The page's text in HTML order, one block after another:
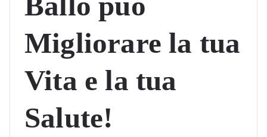
Migliorare la tua
Vita e la tua
Salute!